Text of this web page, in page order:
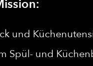
und
Spül- und